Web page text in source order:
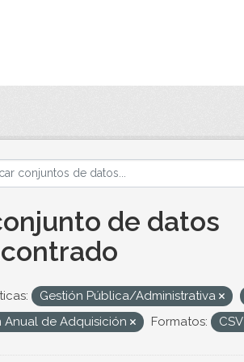
de datos
Gestión Pública/Administrativa
Anual de Adquisición
Formatos: CSV